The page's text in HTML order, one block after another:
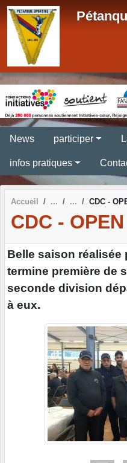
News participer
infos pratiques
Accueil CDC -
CDC -
Belle saison réalisée
termine première de
seconde division
à eux.
Panneau de gestion des